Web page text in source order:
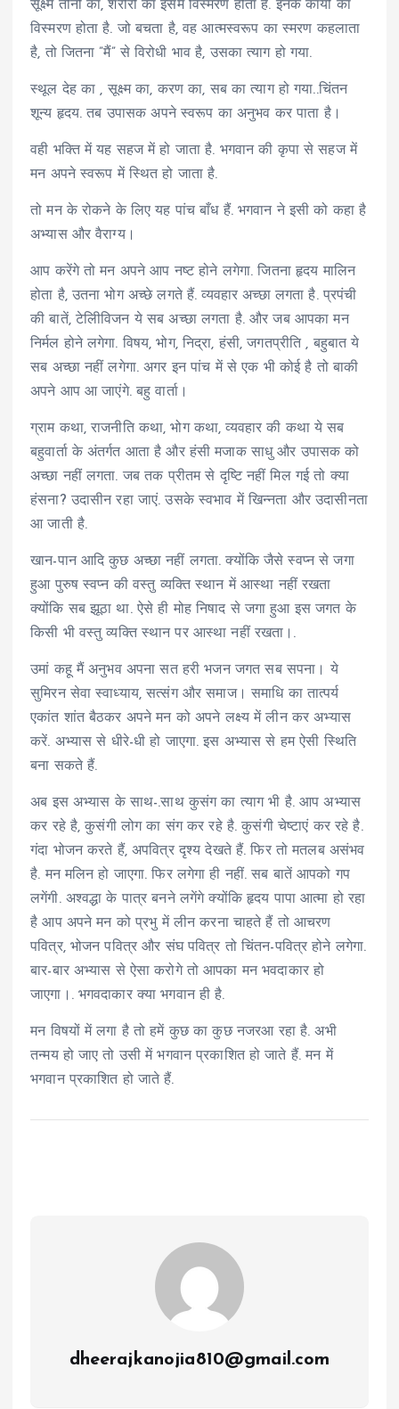
सूक्ष्म तीनों का, शरीरों का इसमें विस्मरण होता है. इनके कार्यों का
विस्मरण होता है. जो बचता है, वह आत्मस्वरूप का स्मरण कहलाता
है, तो जितना ”मैं” से विरोधी भाव है, उसका त्याग हो गया.
स्थूल देह का , सूक्ष्म का, करण का, सब का त्याग हो गया..चिंतन
शून्य हृदय. तब उपासक अपने स्वरूप का अनुभव कर पाता है।
वही भक्ति में यह सहज में हो जाता है. भगवान की कृपा से सहज में
मन अपने स्वरूप में स्थित हो जाता है.
तो मन के रोकने के लिए यह पांच बाँध हैं. भगवान ने इसी को कहा है
अभ्यास और वैराग्य।
आप करेंगे तो मन अपने आप नष्ट होने लगेगा. जितना हृदय मालिन
होता है, उतना भोग अच्छे लगते हैं. व्यवहार अच्छा लगता है. प्रपंची
की बातें, टेलीिविजन ये सब अच्छा लगता है. और जब आपका मन
निर्मल होने लगेगा. विषय, भोग, निद्रा, हंसी, जगतप्रीति , बहुबात ये
सब अच्छा नहीं लगेगा. अगर इन पांच में से एक भी कोई है तो बाकी
अपने आप आ जाएंगे. बहु वार्ता।
ग्राम कथा, राजनीति कथा, भोग कथा, व्यवहार की कथा ये सब
बहुवार्ता के अंतर्गत आता है और हंसी मजाक साधु और उपासक को
अच्छा नहीं लगता. जब तक प्रीतम से दृष्टि नहीं मिल गई तो क्या
हंसना? उदासीन रहा जाएं. उसके स्वभाव में खिन्नता और उदासीनता
आ जाती है.
खान-पान आदि कुछ अच्छा नहीं लगता. क्योंकि जैसे स्वप्न से जगा
हुआ पुरुष स्वप्न की वस्तु व्यक्ति स्थान में आस्था नहीं रखता
क्योंकि सब झूठा था. ऐसे ही मोह निषाद से जगा हुआ इस जगत के
किसी भी वस्तु व्यक्ति स्थान पर आस्था नहीं रखता।.
उमां कहू मैं अनुभव अपना सत हरी भजन जगत सब सपना। ये
सुमिरन सेवा स्वाध्याय, सत्संग और समाज। समाधि का तात्पर्य
एकांत शांत बैठकर अपने मन को अपने लक्ष्य में लीन कर अभ्यास
करें. अभ्यास से धीरे-धी हो जाएगा. इस अभ्यास से हम ऐसी स्थिति
बना सकते हैं.
अब इस अभ्यास के साथ-.साथ कुसंग का त्याग भी है. आप अभ्यास
कर रहे है, कुसंगी लोग का संग कर रहे है. कुसंगी चेष्टाएं कर रहे है.
गंदा भोजन करते हैं, अपवित्र दृश्य देखते हैं. फिर तो मतलब असंभव
है. मन मलिन हो जाएगा. फिर लगेगा ही नहीं. सब बातें आपको गप
लगेंगी. अश्वद्धा के पात्र बनने लगेंगे क्योंकि हृदय पापा आत्मा हो रहा
है आप अपने मन को प्रभु में लीन करना चाहते हैं तो आचरण
पवित्र, भोजन पवित्र और संघ पवित्र तो चिंतन-पवित्र होने लगेगा.
बार-बार अभ्यास से ऐसा करोगे तो आपका मन भवदाकार हो
जाएगा।. भगवदाकार क्या भगवान ही है.
मन विषयों में लगा है तो हमें कुछ का कुछ नजरआ रहा है. अभी
तन्मय हो जाए तो उसी में भगवान प्रकाशित हो जाते हैं. मन में
भगवान प्रकाशित हो जाते हैं.
dheerajkanojia810@gmail.com